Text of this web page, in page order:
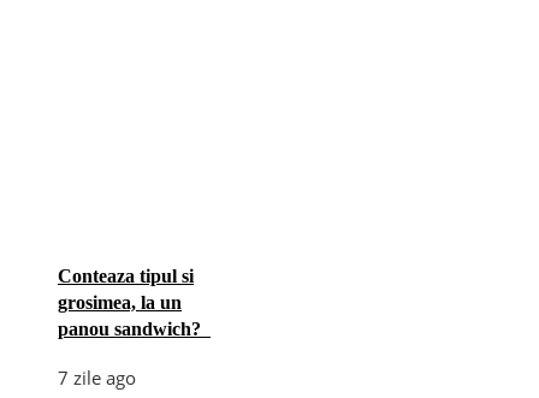
Conteaza tipul si
grosimea, la un
panou sandwich?
7 zile ago